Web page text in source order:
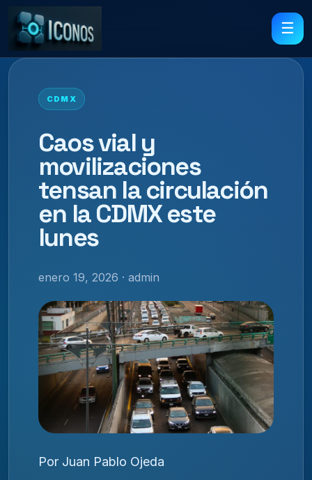
☰
CDMX
Caos vial y
movilizaciones
tensan la circulación
en la CDMX este
lunes
enero 19, 2026 · admin
Por Juan Pablo Ojeda